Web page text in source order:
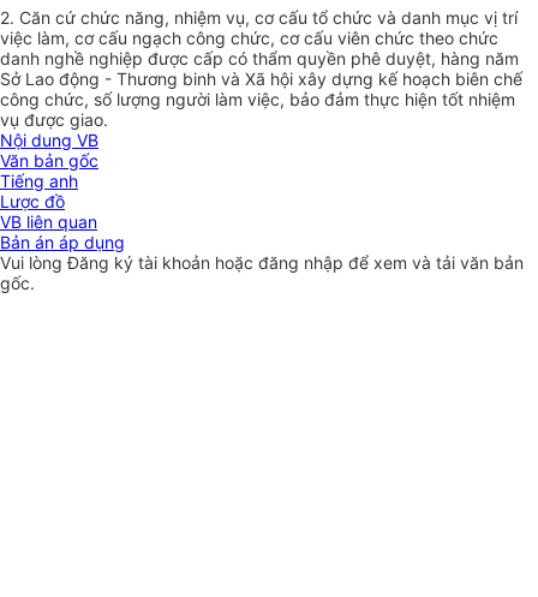
2. Căn cứ chức năng, nhiệm vụ, cơ cấu tổ chức và danh mục vị trí
việc làm, cơ cấu ngạch công chức, cơ cấu viên chức theo chức
danh nghề nghiệp được cấp có thẩm quyền phê duyệt, hàng năm
Sở Lao động - Thương binh và Xã hội xây dựng kế hoạch biên chế
công chức, số lượng người làm việc, bảo đảm thực hiện tốt nhiệm
vụ được giao.
Nội dung VB
Văn bản gốc
Tiếng anh
Lược đồ
VB liên quan
Bản án áp dụng
Vui lòngĐăng ký tài khoản hoặc đăng nhập để xem và tải văn bản
gốc.